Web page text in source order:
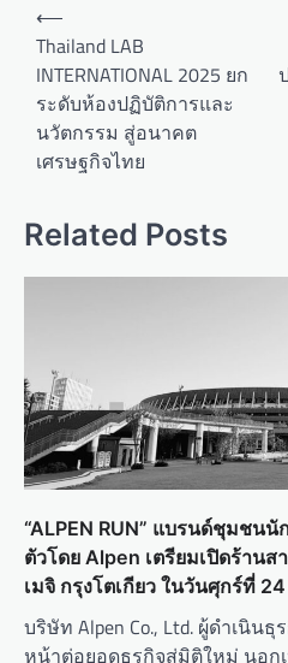
v
i
t
i
o
n
⟵
Thailand LAB
INTERNATIONAL 2025 ยก
ระดับห้องปฏิบัติการและ
นวัตกรรม สู่อนาคต
เศรษฐกิจไทย
Related Posts
“ALPEN RUN” แบรนด์ชุมชนนั
ตัวโดย Alpen เตรียมเปิดร้าน
เมจิ กรุงโตเกียว ในวันศุกร์ที่
บริษัท Alpen Co., Ltd. ผู้ดำเนิ
หน้าต่อยอดธุรกิจสู่มิติใหม่ นอก